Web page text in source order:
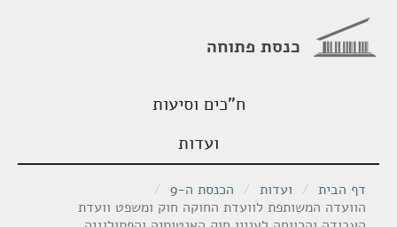
כנסת פתוחה
ח"כים וסיעות
ועדות
דף הבית / ועדות / הכנסת ה-9
/
הוועדה המשותפת לוועדת החוקה חוק ומשפט וועדת